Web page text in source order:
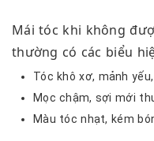
Mái tóc khi không
thường có các biểu
Tóc khô xơ, mảnh
Mọc chậm, sợi mới
Màu tóc nhạt, kém